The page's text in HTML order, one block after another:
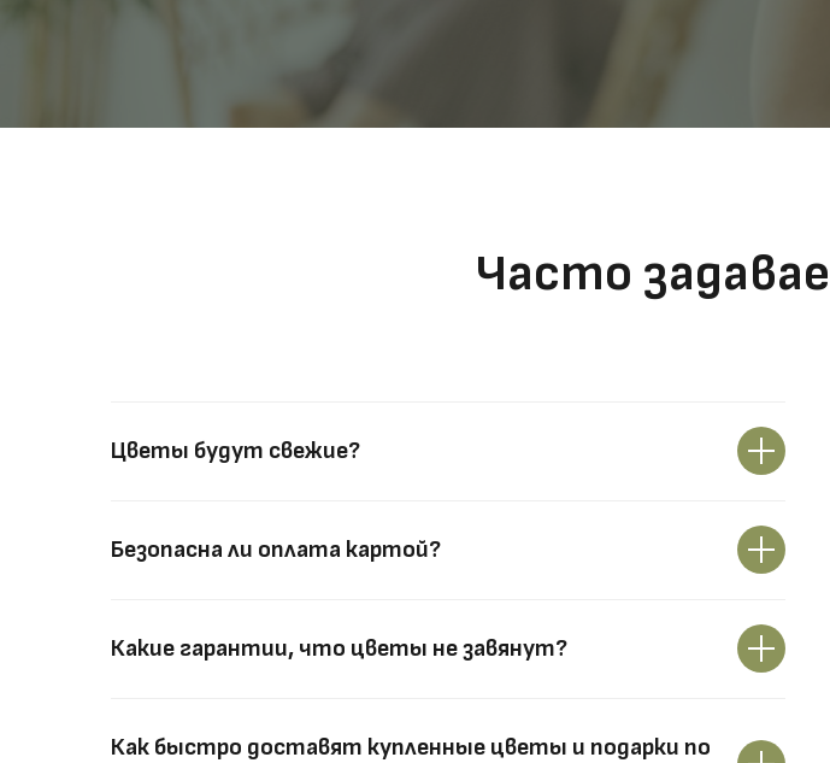
Часто
Цветы будут свежие?
Безопасна ли оплата картой?
Какие гарантии, что цветы не завянут?
Как быстро доставят купленные цветы и подарки по